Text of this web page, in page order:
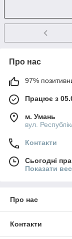
Про нас
97%
Працює з
м. Умань
вул.
Контакти
Сьогодні
Показати
Про нас
Контакти